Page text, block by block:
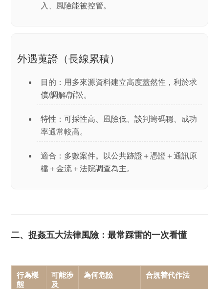
入、風險能被控管。
外遇蒐證（長線累積）
目的：用多來源資料建立高度蓋然性 ，利於求
償/調解/訴訟。
特性：可採性高、風險低、談判籌碼穩、成功
率通常較高。
適合：多數案件。以公共跡證＋憑證＋通訊原
檔＋金流＋法院調查為主。
二、捉姦五大法律風險：最常踩雷的一次看懂
行為樣
態
可能涉
及
為何危險 合規替代作法